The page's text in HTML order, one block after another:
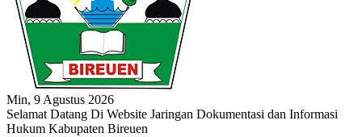
Min, 9 Agustus 2026
Selamat Datang Di Website Jaringan Dokumentasi dan Informasi
Hukum Kabupaten Bireuen